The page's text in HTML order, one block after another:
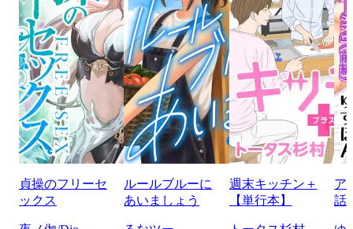
貞操のフリーセ
ックス
ルールブルーに
あいましょう
週末キッチン＋
【単行本】
ア
話